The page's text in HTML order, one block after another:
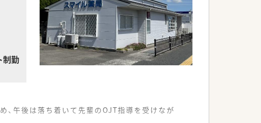
制勤
、午後は落ち着いて先輩のOJT指導を受けなが